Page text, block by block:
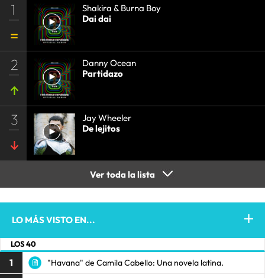
1
Shakira & Burna Boy
Dai dai
2
Danny Ocean
Partidazo
3
Jay Wheeler
De lejitos
Ver toda la lista
LO MÁS VISTO EN...
LOS 40
1 "Havana" de Camila Cabello: Una novela latina.